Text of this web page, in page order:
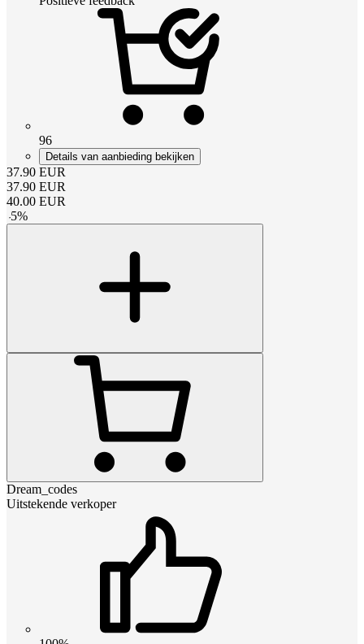
96
Details van aanbieding bekijken
37.90 EUR
37.90 EUR
40.00 EUR
-5%
Dream_codes
Uitstekende verkoper